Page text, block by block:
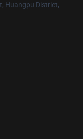
Huangpu District,